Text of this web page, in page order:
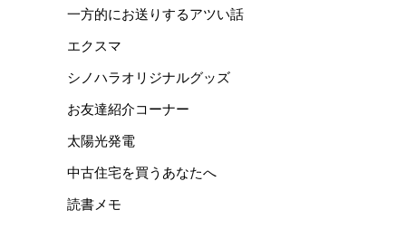
一方的にお送りするアツい話
エクスマ
シノハラオリジナルグッズ
お友達紹介コーナー
太陽光発電
中古住宅を買うあなたへ
読書メモ